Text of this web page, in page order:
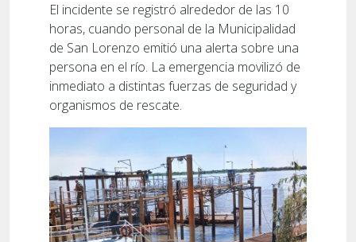
El incidente se registró alrededor de las 10
horas, cuando personal de la Municipalidad
de San Lorenzo emitió una alerta sobre una
persona en el río. La emergencia movilizó de
inmediato a distintas fuerzas de seguridad y
organismos de rescate.